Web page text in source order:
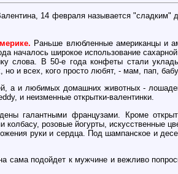
14 февраля называется
Раньше влюбленные американцы и
началось широкое использование
слова. В 50-е года конфеты стали
и всех, кого просто любят, - мам, пап,
а и любимых домашних животных -
и неизменные открытки-валентинки.
галантными французами. Кроме
розовые йогурты,
руки и сердца. Под шампанское и
сама подойдет к мужчине и вежливо